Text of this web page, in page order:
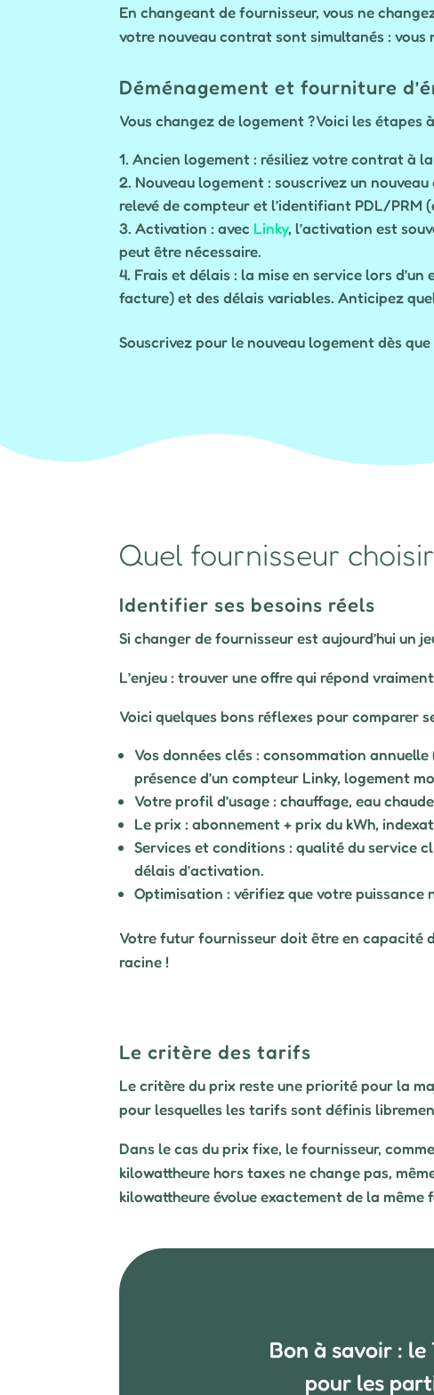
En changeant de fournisseur, vous ne
votre nouveau contrat sont simultanés : vous
Déménagement et fourniture
Vous changez de logement ? Voici les
Ancien logement : résiliez votre contrat à
Nouveau logement : souscrivez un
relevé de compteur et l’identifiant PDL/PRM
Activation : avec Linky, l’activation est
peut être nécessaire.
Frais et délais : la mise en service lors
facture) et des délais variables. Anticipez
Souscrivez pour le nouveau logement dès
Quel fournisseur
Identifier ses besoins réels
Si changer de fournisseur est aujourd’hui un
L’enjeu : trouver une offre qui répond
Voici quelques bons réflexes pour comparer
Vos données clés : consommation
présence d’un compteur Linky, logement
Votre profil d’usage : chauffage, eau
Le prix : abonnement + prix du kWh,
Services et conditions : qualité du service
délais d’activation.
Optimisation : vérifiez que votre puissance
Votre futur fournisseur doit être en capacité
racine !
Le critère des tarifs
Le critère du prix reste une priorité pour la
pour lesquelles les tarifs sont définis
Dans le cas du prix fixe, le fournisseur,
kilowattheure hors taxes ne change pas,
kilowattheure évolue exactement de la
Bon à savoir :
pour les